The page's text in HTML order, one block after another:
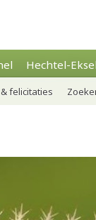
Hechtel-
felicitaties